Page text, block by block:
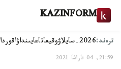
KAZINFORM
ترەند:2026-سايلاۋ وقيعاتاعايىنداۋاقوردا
21:59, 04 قاراشا 2021